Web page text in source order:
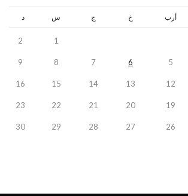
أرب خ ج س د
1
2
5
6
7
8
9
12
13
14
15
16
19
20
21
22
23
26
27
28
29
30